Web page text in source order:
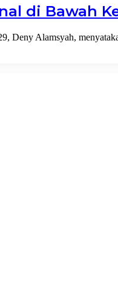
di Bawah
Deny Alamsyah,